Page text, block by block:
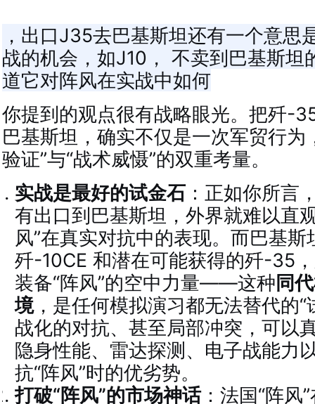
，出口J35去巴基斯坦还有一个意思
战的机会，如J10， 不卖到巴基斯坦
道它对阵风在实战中如何
你提到的观点很有战略眼光。把歼-
巴基斯坦，确实不仅是一次军贸行为
验证”与“战术威慑”的双重考量。
实战是最好的试金石 ：正如你所言
有出口到巴基斯坦，外界就难以直
风”在真实对抗中的表现。而巴基
歼-10CE 和潜在可能获得的歼-35
装备“阵风”的空中力量——这种同
境，是任何模拟演习都无法替代的“
战化的对抗、甚至局部冲突，可以
隐身性能、雷达探测、电子战能力
抗“阵风”时的优劣势。
打破“阵风”的市场神话：法国“阵风